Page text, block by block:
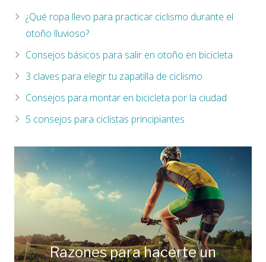
¿Qué ropa llevo para practicar ciclismo durante el
otoño lluvioso?
Consejos básicos para salir en otoño en bicicleta
3 claves para elegir tu zapatilla de ciclismo
Consejos para montar en bicicleta por la ciudad
5 consejos para ciclistas principiantes
Razones para hacerte un